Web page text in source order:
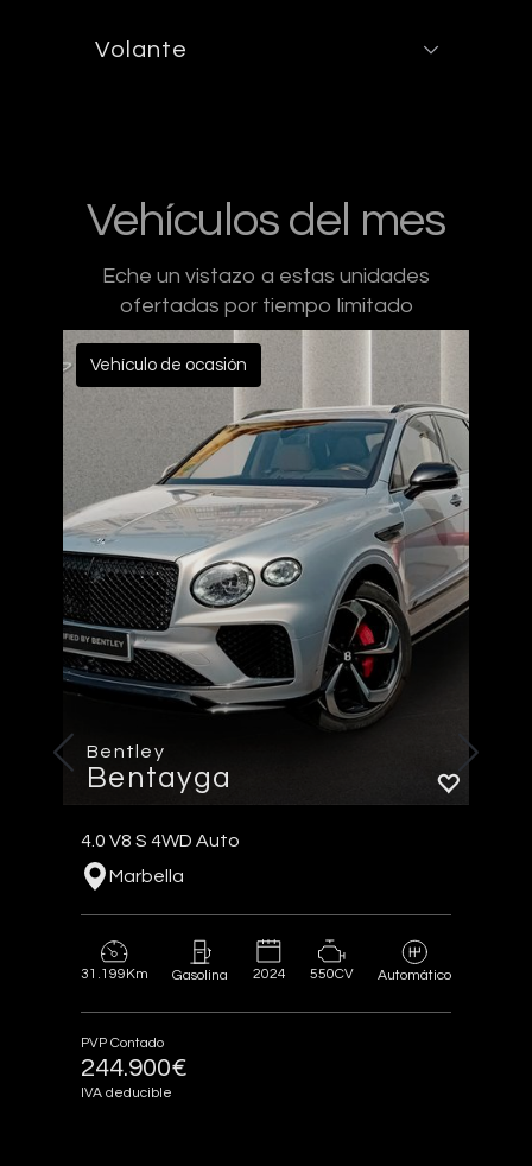
Volante
Vehículos del mes
Eche un vistazo a estas unidades
ofertadas por tiempo limitado
Vehículo de ocasión
Bentley
Bentayga
4.0 V8 S 4WD Auto
Marbella
31.199Km Gasolina 2024 550CV Automático
PVP Contado
244.900€
IVA deducible